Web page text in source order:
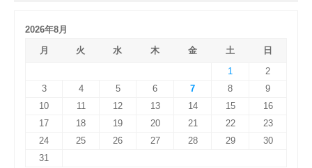
2026年8月
月
火 水 木 金 土
日
1
2
3
4 5 6 7 8
9
10
11 12 13 14 15
16
17
18 19 20 21 22
23
24
25 26 27 28 29
30
31